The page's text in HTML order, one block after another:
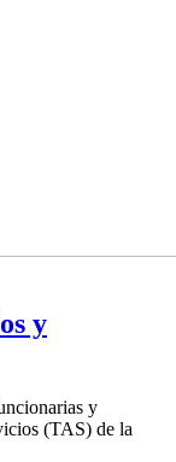
y
y
(TAS) de la